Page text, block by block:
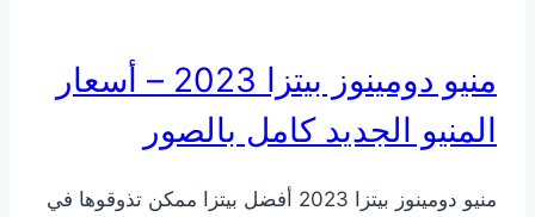
منيو دومينوز بيتزا 2023 – أسعار
المنيو الجديد كامل بالصور
منيو دومينوز بيتزا 2023 أفضل بيتزا ممكن تذوقوها في